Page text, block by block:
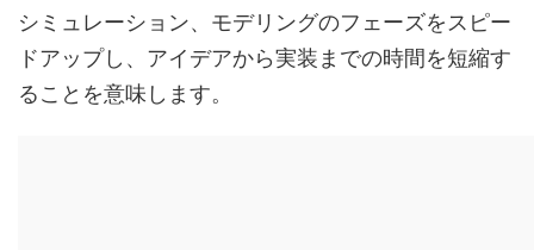
シミュレーション、モデリングのフェーズをスピー
ドアップし、アイデアから実装までの時間を短縮す
ることを意味します。